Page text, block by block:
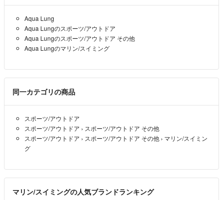
Aqua Lung
Aqua Lungのスポーツ/アウトドア
Aqua Lungのスポーツ/アウトドア その他
Aqua Lungのマリン/スイミング
同一カテゴリの商品
スポーツ/アウトドア
スポーツ/アウトドア › スポーツ/アウトドア その他
スポーツ/アウトドア › スポーツ/アウトドア その他 › マリン/スイミン
グ
マリン/スイミングの人気ブランドランキング